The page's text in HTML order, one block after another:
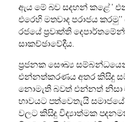
ඇය මේ බව සදහන් කළේ ‘
එරෙහි මතවාද පරාජය
රජයේ ප්‍රවෘත්ති
සාකච්ඡාවේදීය.
ප්‍රජනක සෞඛ්‍ය
එන්නත්කරණය අතර කිසිදු
නොමැති බවත් එන්නත් නිසා
භාවයට පත්වෙතැයි
වලට කිසිදු විද්‍යාත්මක